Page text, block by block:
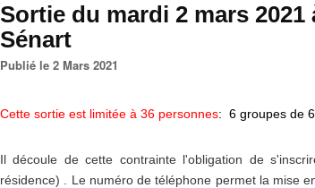
Sortie du mardi 2 mars 2021
Sénart
Publié le 2 Mars 2021
Cette sortie est limitée à 36 personnes: 6 groupes de
Il découle de cette contrainte l'obligation de
résidence) . Le numéro de téléphone permet la mise